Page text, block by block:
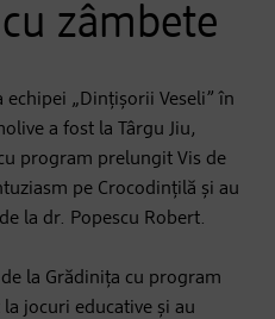
zâmbete
echipei „Dințișorii Veseli” în
a fost la Târgu Jiu,
program prelungit Vis de
pe Crocodințilă și au
la dr. Popescu Robert.
la Grădinița cu program
jocuri educative și au